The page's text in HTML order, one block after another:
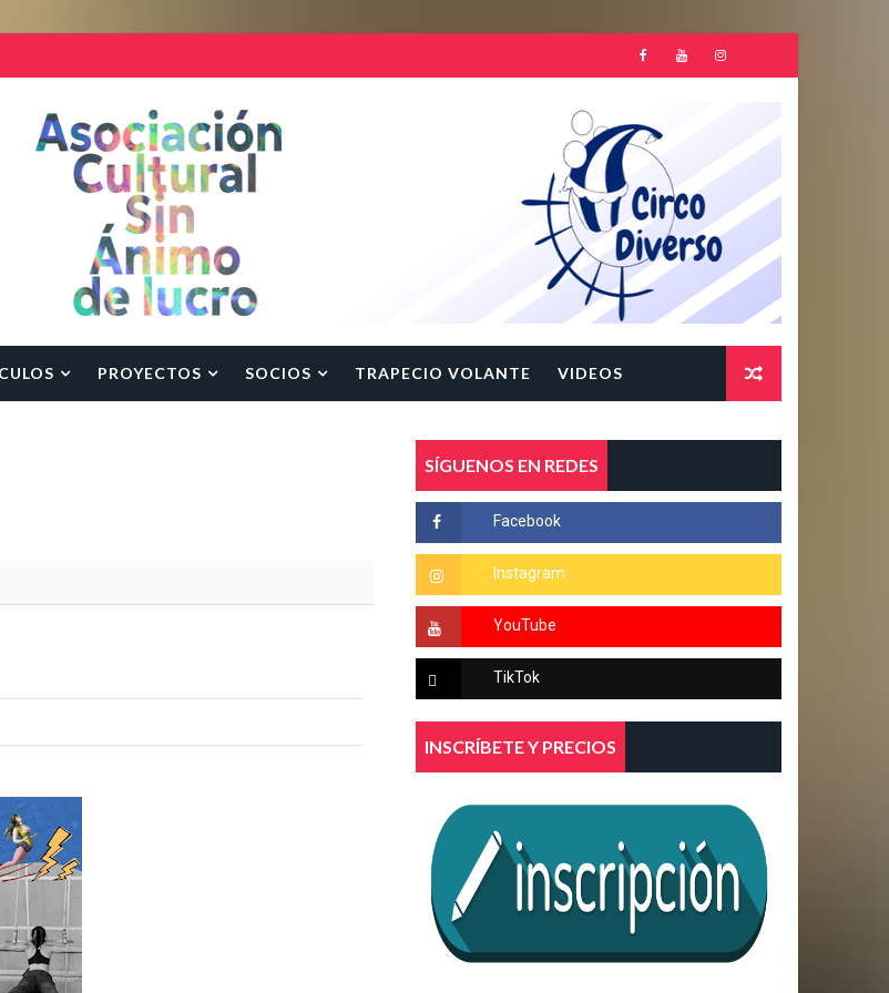
PROYECTOS SOCIOS TRAPECIO VOLANTE VIDEOS
SÍGUENOS EN REDES
INSCRÍBETE Y PRECIOS